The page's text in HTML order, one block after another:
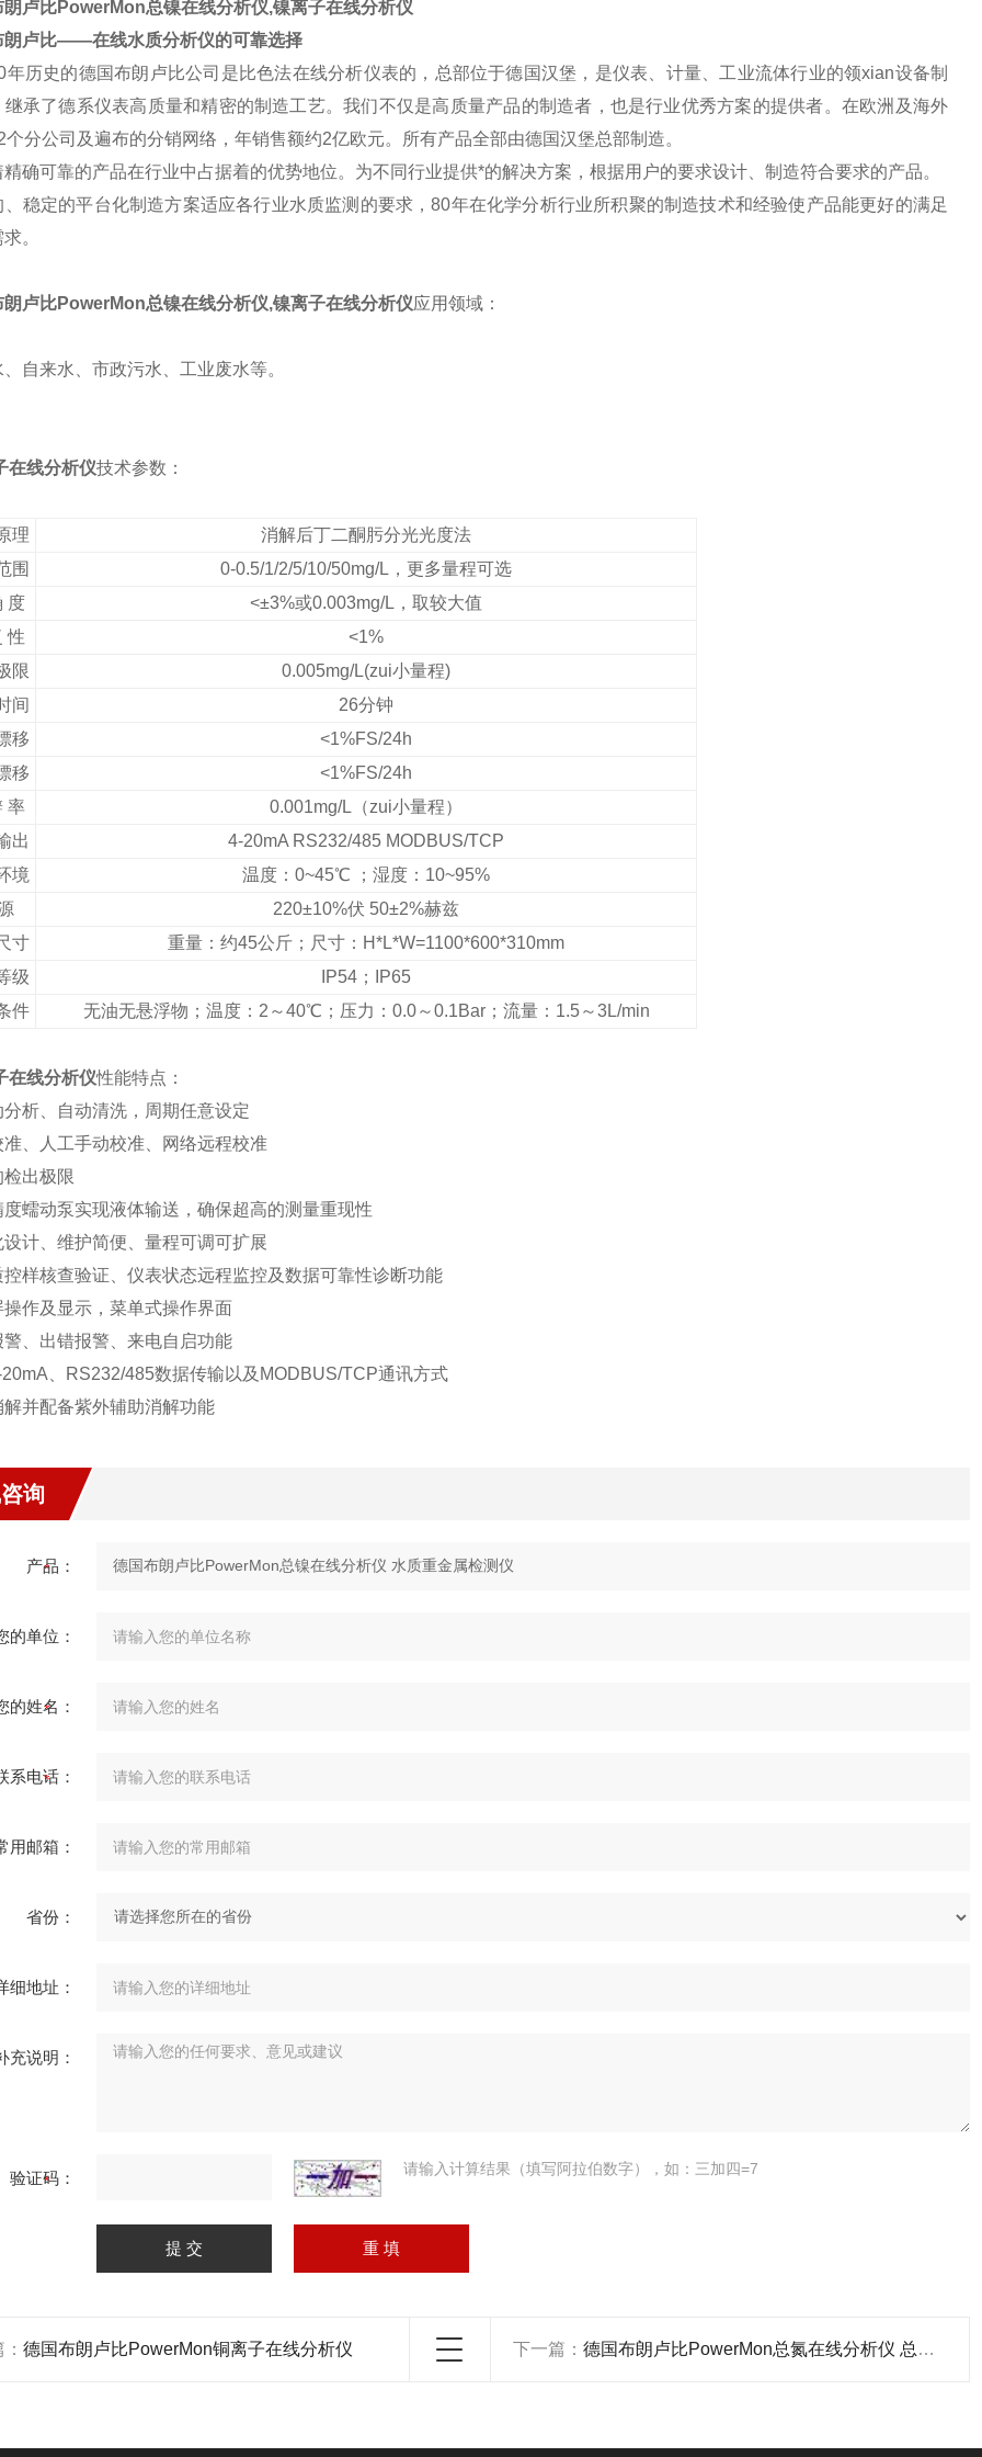
朗卢比PowerMon总镍在线分析仪,镍离子在线分析仪
朗卢比——在线水质分析仪的可靠选择
年历史的德国布朗卢比公司是比色法在线分析仪表的，总部位于德国汉堡，是仪表、计量、工业流体行业的领xian设备制
继承了德系仪表高质量和精密的制造工艺。我们不仅是高质量产品的制造者，也是行业优秀方案的提供者。在欧洲及海外
个分公司及遍布的分销网络，年销售额约2亿欧元。所有产品全部由德国汉堡总部制造。
确可靠的产品在行业中占据着的优势地位。为不同行业提供*的解决方案，根据用户的要求设计、制造符合要求的产品。
、稳定的平台化制造方案适应各行业水质监测的要求，80年在化学分析行业所积聚的制造技术和经验使产品能更好的满足
。
朗卢比PowerMon总镍在线分析仪,镍离子在线分析仪应用领域：
自来水、市政污水、工业废水等。
在线分析仪技术参数：
理
消解后丁二酮肟分光光度法
围
0-0.5/1/2/5/10/50mg/L ，更多量程可选
度
<±3%或0.003mg/L，取较大值
性
<1%
限
0.005mg/L(zui小量程)
间
26分钟
移
<1%FS/24h
移
<1%FS/24h
率
0.001mg/L （zui小量程）
出
4-20mA RS232/485 MODBUS/TCP
境
温度：0~45℃ ；湿度：10~95%
220±10%伏 50±2%赫兹
寸
重量：约45公斤；尺寸：H*L*W=1100*600*310mm
级
IP54 ；IP65
件
无油无悬浮物；温度：2～40℃；压力：0.0～0.1Bar；流量：1.5～3L/min
在线分析仪性能特点：
分析、自动清洗，周期任意设定
准、人工手动校准、网络远程校准
出极限
度蠕动泵实现液体输送，确保超高的测量重现性
设计、维护简便、量程可调可扩展
控样核查验证、仪表状态远程监控及数据可靠性诊断功能
操作及显示，菜单式操作界面
警、出错报警、来电自启功能
、RS232/485数据传输以及MODBUS/TCP通讯方式
解并配备紫外辅助消解功能
询
产品：
的单位：
的姓名：
系电话：
用邮箱：
省份：
细地址：
充说明：
验证码： 请输入计算结果（填写阿拉伯数字），如：三加四=7
德国布朗卢比PowerMon铜离子在线分析仪 下一篇：德国布朗卢比PowerMon总氮在线分析仪 总氮测定仪